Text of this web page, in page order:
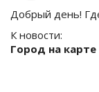
Добрый день!
К новости:
Город на карте